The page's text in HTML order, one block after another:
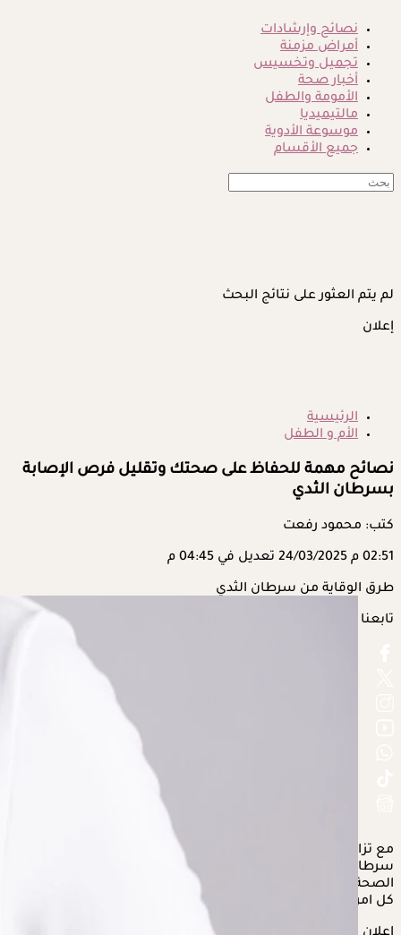
نصائح وإرشادات
أمراض مزمنة
تجميل وتخسيس
أخبار صحة
الأمومة والطفل
مالتيميديا
موسوعة الأدوية
جميع الأقسام
لم يتم العثور على نتائج البحث
إعلان
الرئيسية
الأم و الطفل
نصائح مهمة للحفاظ على صحتك وتقليل فرص الإصابة
بسرطان الثدي
كتب: محمود رفعت
02:51 م 24/03/2025 تعديل في 04:45 م
طرق الوقاية من سرطان الثدي
تابعنا على
مع تزايد الوعي العالمي حول أهمية الكشف المبكر والوقاية من
سرطان الثدي، أصبحت النصائح الطبية الخاصة بالحفاظ على
الصحة العامة وتقليل فرص الإصابة بالمرض جزءًا أساسيًا من حياة
كل امرأة.